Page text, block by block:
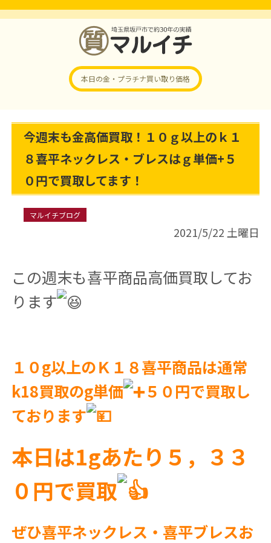
本日の金・プラチナ買い取り価格
今週末も金高価買取！１０ｇ以上のｋ１
８喜平ネックレス・ブレスはｇ単価+５
０円で買取してます！
マルイチブログ
2021/5/22 土曜日
この週末も喜平商品高価買取してお
ります
１０g以上のＫ１８喜平商品は通常
k18買取のg単価
５０円で買取し
ております
本日は1gあたり５，３３
０円で買取
ぜひ喜平ネックレス・喜平ブレスお